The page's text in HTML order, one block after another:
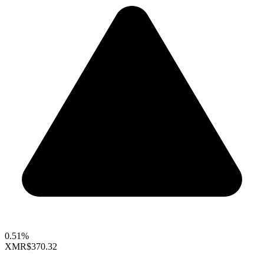
0.51%
XMR$370.32